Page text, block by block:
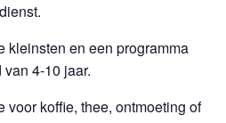
kleinsten en een programma
4-10 jaar.
voor koffie, thee, ontmoeting of